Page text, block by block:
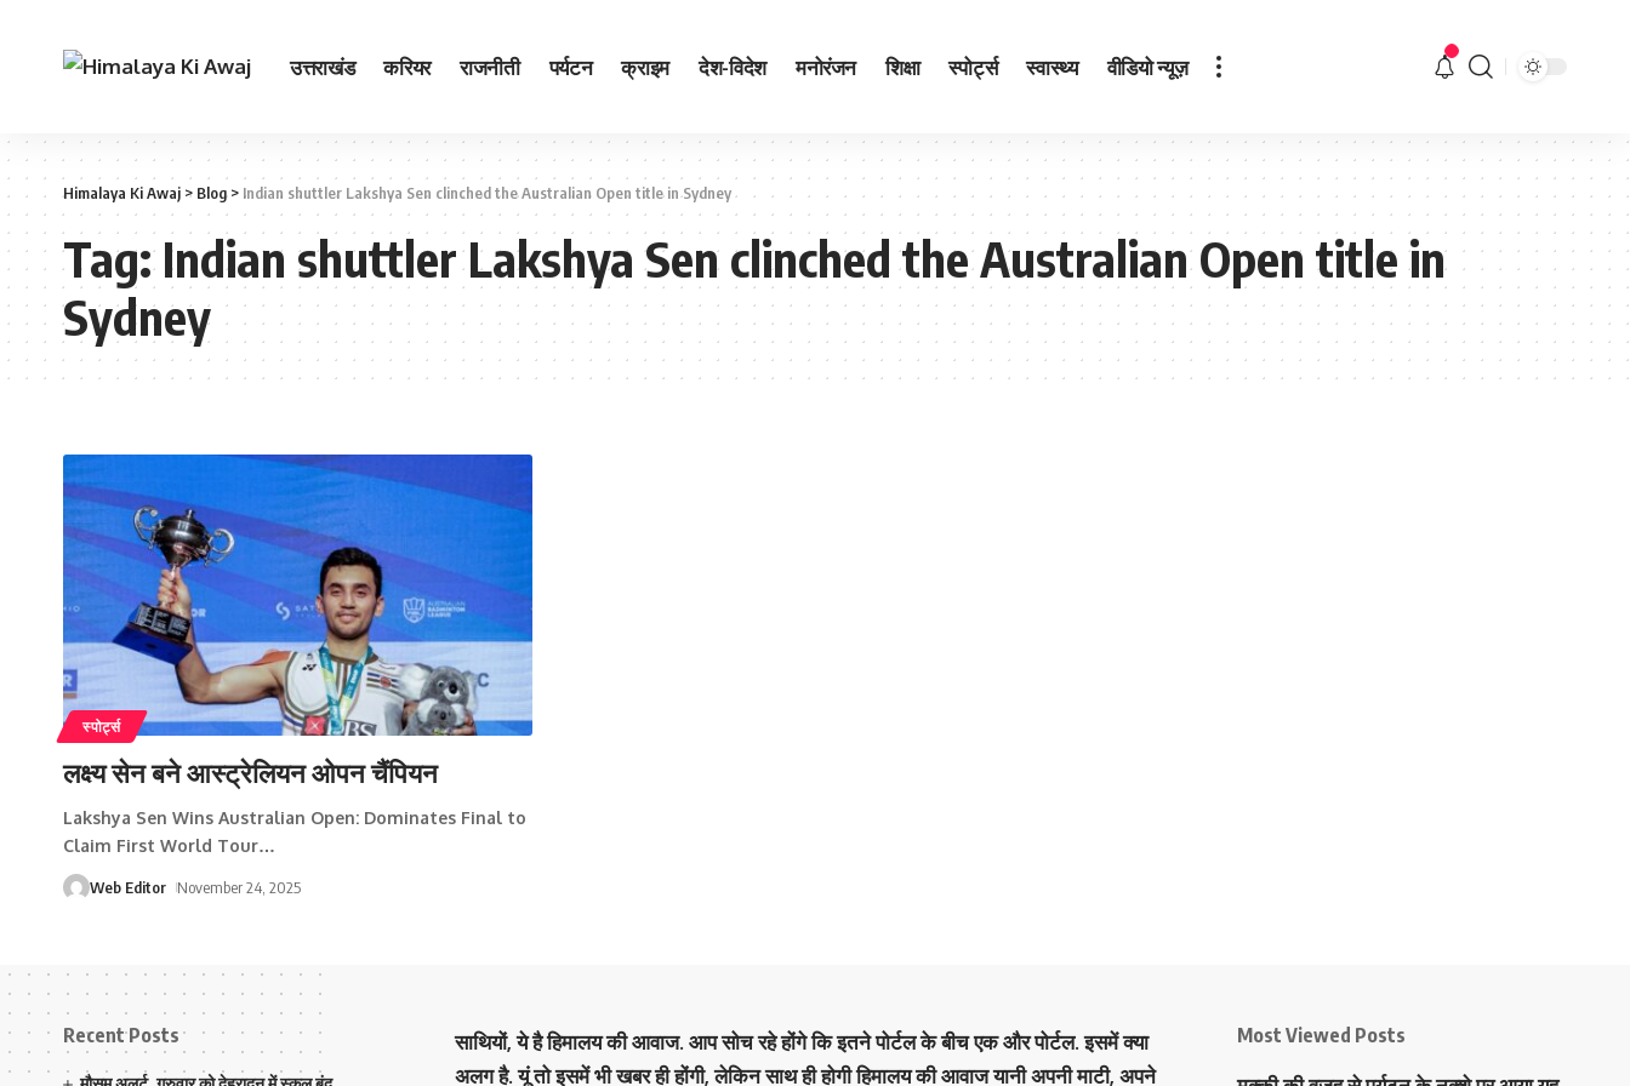
उत्तराखंड करियर राजनीती पर्यटन क्राइम देश-विदेश मनोरंजन शिक्षा स्पोर्ट्स स्वास्थ्य वीडियो न्यूज़
Himalaya Ki Awaj > Blog> Indian shuttler Lakshya Sen clinched the Australian Open title in Sydney
Tag:Indian shuttler Lakshya Sen clinched the Australian Open title in
Sydney
स्पोर्ट्स
लक्ष्य सेन बने आस्ट्रेलियन ओपन चैंपियन
Lakshya Sen Wins Australian Open: Dominates Final to
Claim First World Tour…
Web Editor November 24, 2025
Recent Posts
साथियों, ये है हिमालय की आवाज. आप सोच रहे होंगे कि इतने पोर्टल के बीच एक और पोर्टल. इसमें क्या
अलग है. यूं तो इसमें भी खबर ही होंगी, लेकिन साथ ही होगी हिमालय की आवाज यानी अपनी माटी, अपने
Most Viewed Posts